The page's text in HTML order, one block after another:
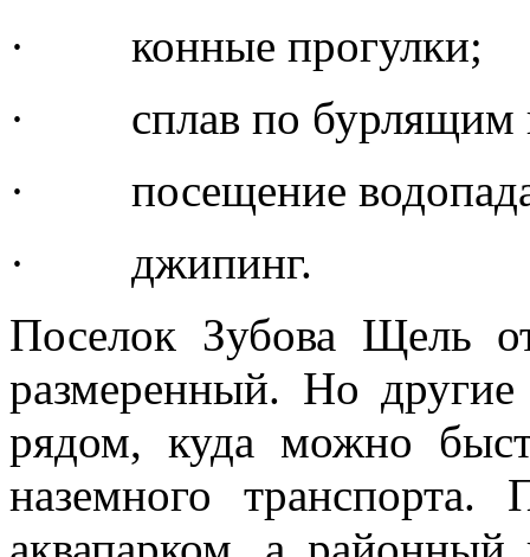
· конные прогулки;
· сплав по бурлящим
· посещение водопада
· джипинг.
Поселок Зубова Щель
размеренный. Но другие
рядом, куда можно
наземного